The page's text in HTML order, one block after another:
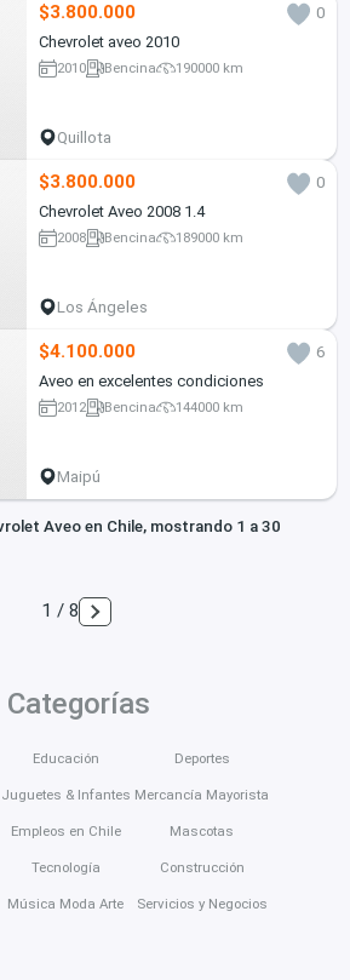
$3.800.000
0
Chevrolet aveo 2010
2010 Bencina 190000 km
Quillota
$3.800.000
0
Chevrolet Aveo 2008 1.4
2008 Bencina 189000 km
Los Ángeles
$4.100.000
6
Aveo en excelentes condiciones
2012 Bencina 144000 km
Maipú
Aveo en Chile, mostrando 1 a 30
1 / 8
Categorías
Educación
Juguetes & Infantes
Empleos en Chile
Tecnología
Música Moda Arte
Deportes
Mercancía Mayorista
Mascotas
Construcción
Servicios y Negocios